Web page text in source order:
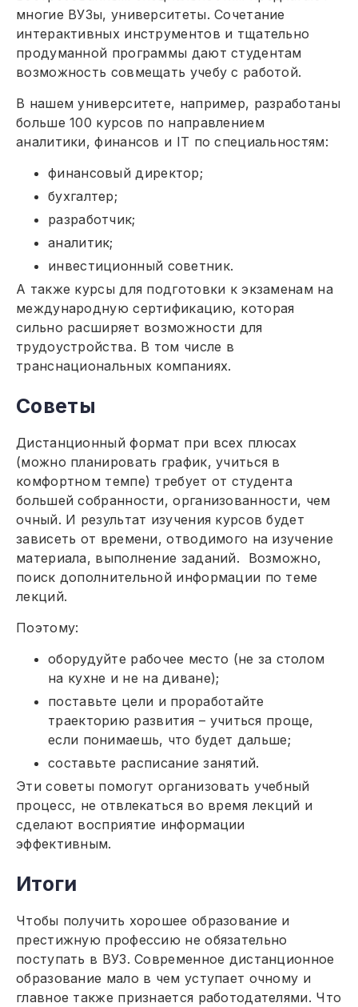
многие ВУЗы, университеты. Сочетание
интерактивных инструментов и тщательно
продуманной программы дают студентам
возможность совмещать учебу с работой.
В нашем университете, например, разработаны
больше 100 курсов по направлением
аналитики, финансов и IT по специальностям:
финансовый директор;
бухгалтер;
разработчик;
аналитик;
инвестиционный советник.
А также курсы для подготовки к экзаменам на
международную сертификацию, которая
сильно расширяет возможности для
трудоустройства. В том числе в
транснациональных компаниях.
Советы
Дистанционный формат при всех плюсах
(можно планировать график, учиться в
комфортном темпе) требует от студента
большей собранности, организованности, чем
очный. И результат изучения курсов будет
зависеть от времени, отводимого на изучение
материала, выполнение заданий. Возможно,
поиск дополнительной информации по теме
лекций.
Поэтому:
оборудуйте рабочее место (не за столом
на кухне и не на диване);
поставьте цели и проработайте
траекторию развития – учиться проще,
если понимаешь, что будет дальше;
составьте расписание занятий.
Эти советы помогут организовать учебный
процесс, не отвлекаться во время лекций и
сделают восприятие информации
эффективным.
Итоги
Чтобы получить хорошее образование и
престижную профессию не обязательно
поступать в ВУЗ. Современное дистанционное
образование мало в чем уступает очному и
главное также признается работодателями. Что